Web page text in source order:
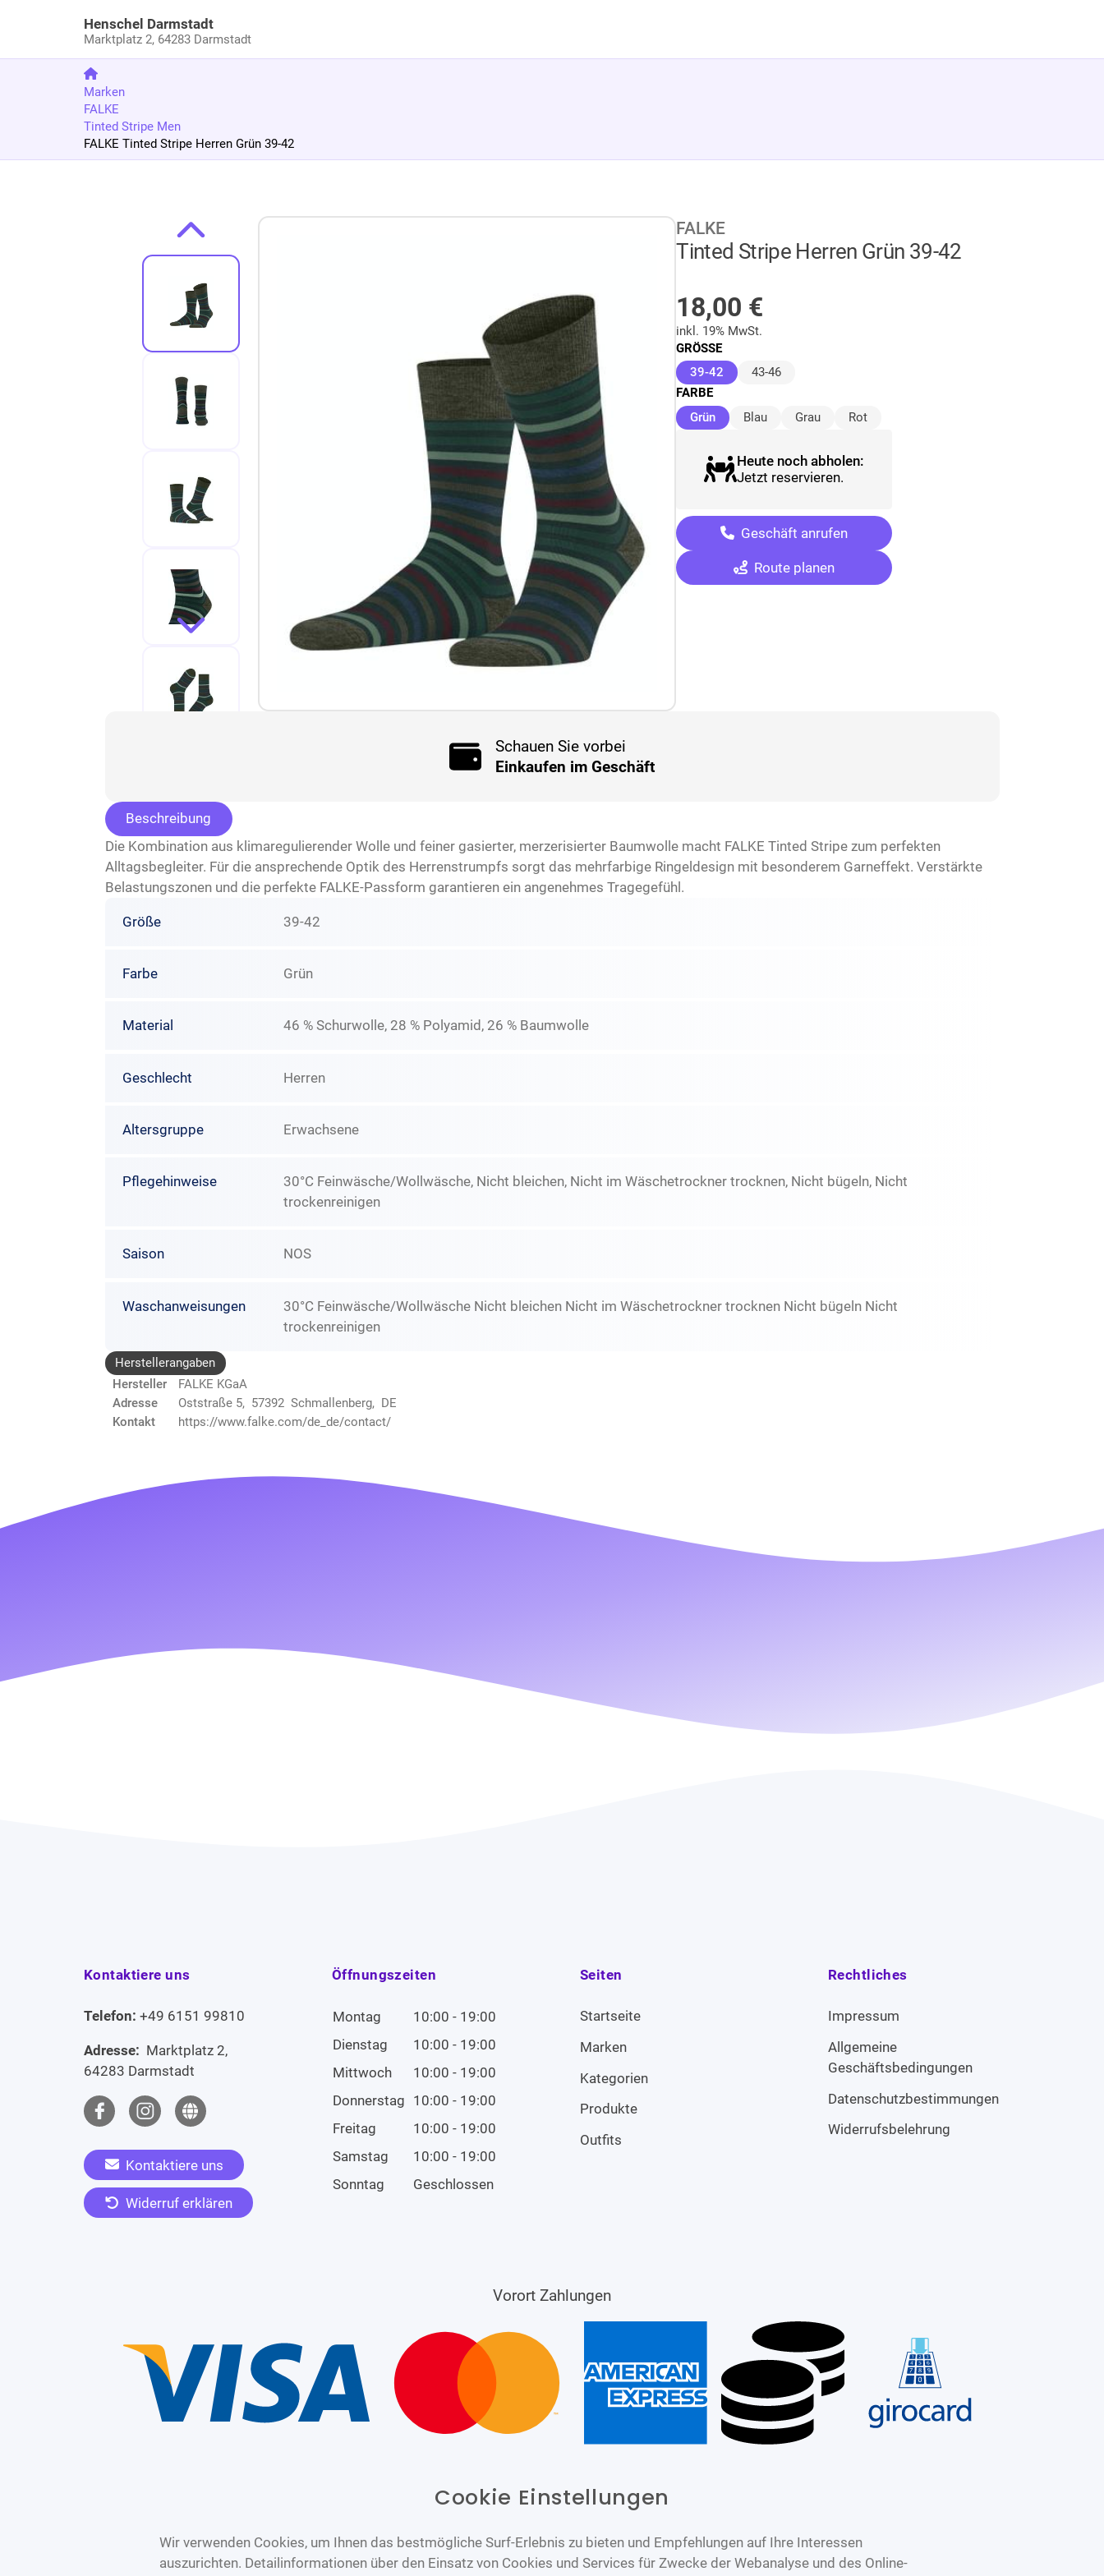
Henschel Darmstadt
Marktplatz 2, 64283 Darmstadt
Marken
FALKE
Tinted Stripe Men
FALKE Tinted Stripe Herren Grün 39-42
Zur Produktbeschreibung springen FALKE
Tinted Stripe Herren Grün 39-42
18,00 €
inkl. 19% MwSt.
GRÖSSE
39-42 (ausgewählt)
43-46
FARBE
Grün(ausgewählt)
Blau Grau Rot
Heute noch abholen:
Jetzt reservieren.
Geschäft anrufen
Route planen
Schauen Sie vorbei
Einkaufen im Geschäft
Beschreibung
Die Kombination aus klimaregulierender Wolle und feiner gasierter, merzerisierter Baumwolle macht FALKE Tinted Stripe zum perfekten
Alltagsbegleiter. Für die ansprechende Optik des Herrenstrumpfs sorgt das mehrfarbige Ringeldesign mit besonderem Garneffekt. Verstärkte
Belastungszonen und die perfekte FALKE-Passform garantieren ein angenehmes Tragegefühl.
Größe 39-42
Farbe Grün
Material 46 % Schurwolle, 28 % Polyamid, 26 % Baumwolle
Geschlecht Herren
Altersgruppe Erwachsene
Pflegehinweise
30°C Feinwäsche/Wollwäsche, Nicht bleichen, Nicht im Wäschetrockner trocknen, Nicht bügeln, Nicht
trockenreinigen
Saison NOS
Waschanweisungen
30°C Feinwäsche/Wollwäsche Nicht bleichen Nicht im Wäschetrockner trocknen Nicht bügeln Nicht
trockenreinigen
Herstellerangaben
Hersteller
FALKE KGaA
Adresse
Oststraße 5, 57392 Schmallenberg, DE
Kontakt
https://www.falke.com/de_de/contact/
Kontaktiere uns
Telefon: +49 6151 99810
Adresse: Marktplatz 2,
64283 Darmstadt
Kontaktiere uns
Widerruf erklären
Öffnungszeiten
Montag
10:00 - 19:00
Dienstag
10:00 - 19:00
Mittwoch
10:00 - 19:00
Donnerstag 10:00 - 19:00
Freitag
10:00 - 19:00
Samstag
10:00 - 19:00
Sonntag
Geschlossen
Seiten
Startseite
Marken
Kategorien
Produkte
Outfits
Rechtliches
Impressum
Allgemeine
Geschäftsbedingungen
Datenschutzbestimmungen
Widerrufsbelehrung
Vorort Zahlungen
Cookie Einstellungen
Wir verwenden Cookies, um Ihnen das bestmögliche Surf-Erlebnis zu bieten und Empfehlungen auf Ihre Interessen
auszurichten. Detailinformationen über den Einsatz von Cookies und Services für Zwecke der Webanalyse und des Online-